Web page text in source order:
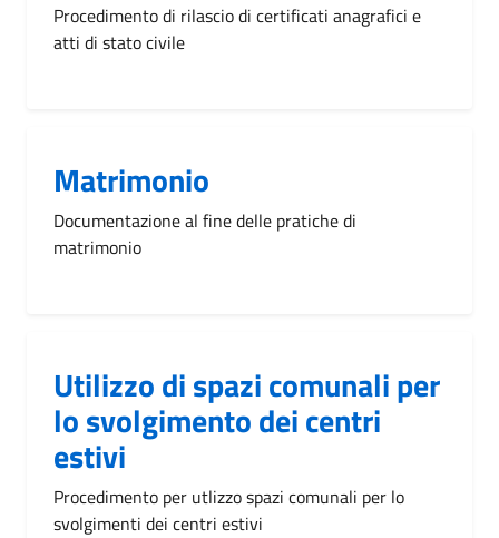
Procedimento di rilascio di certificati anagrafici e
atti di stato civile
Matrimonio
Documentazione al fine delle pratiche di
matrimonio
Utilizzo di spazi comunali per
lo svolgimento dei centri
estivi
Procedimento per utlizzo spazi comunali per lo
svolgimenti dei centri estivi